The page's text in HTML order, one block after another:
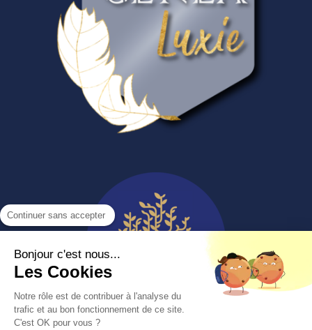
Continuer sans accepter
Bonjour c'est nous...
Les Cookies
Notre rôle est de contribuer à l'analyse du
trafic et au bon fonctionnement de ce site.
C'est OK pour vous ?